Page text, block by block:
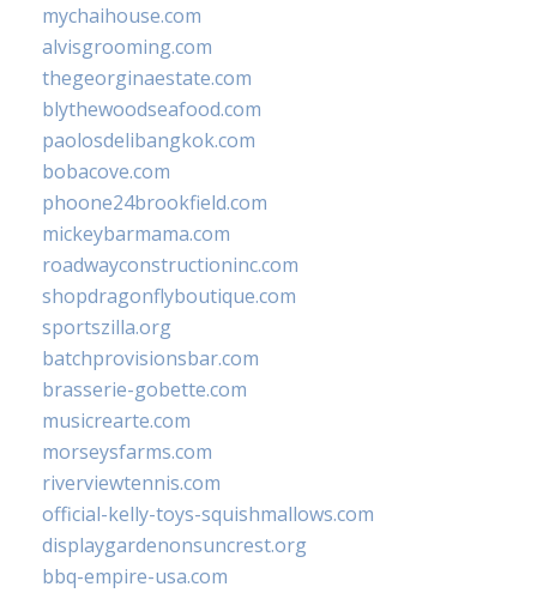
mychaihouse.com
alvisgrooming.com
thegeorginaestate.com
blythewoodseafood.com
paolosdelibangkok.com
bobacove.com
phoone24brookfield.com
mickeybarmama.com
roadwayconstructioninc.com
shopdragonflyboutique.com
sportszilla.org
batchprovisionsbar.com
brasserie-gobette.com
musicrearte.com
morseysfarms.com
riverviewtennis.com
official-kelly-toys-squishmallows.com
displaygardenonsuncrest.org
bbq-empire-usa.com